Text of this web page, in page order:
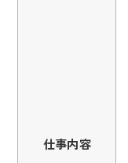
仕事内容